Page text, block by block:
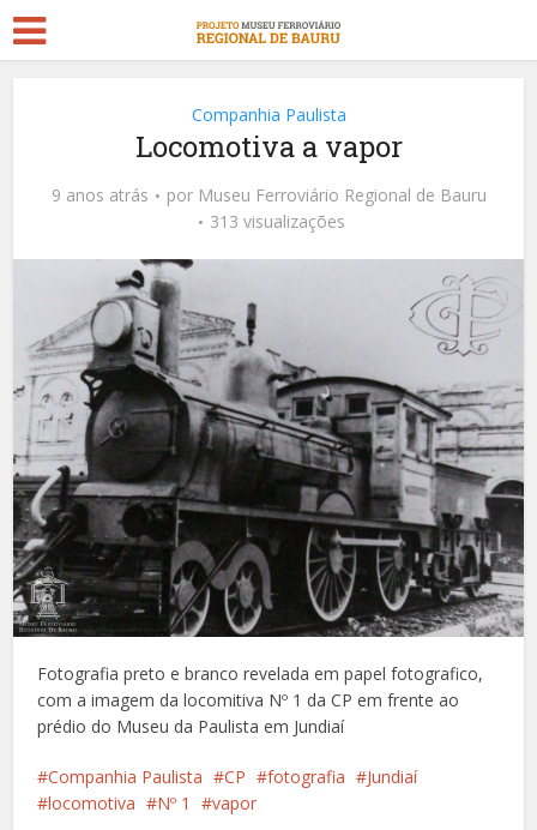
Companhia Paulista
Locomotiva a vapor
9 anos atrás por Museu Ferroviário Regional de Bauru
313 visualizações
Fotografia preto e branco revelada em papel fotografico,
com a imagem da locomitiva Nº 1 da CP em frente ao
prédio do Museu da Paulista em Jundiaí
Companhia Paulista CP fotografia
Jundiaí
locomotiva
Nº 1 vapor